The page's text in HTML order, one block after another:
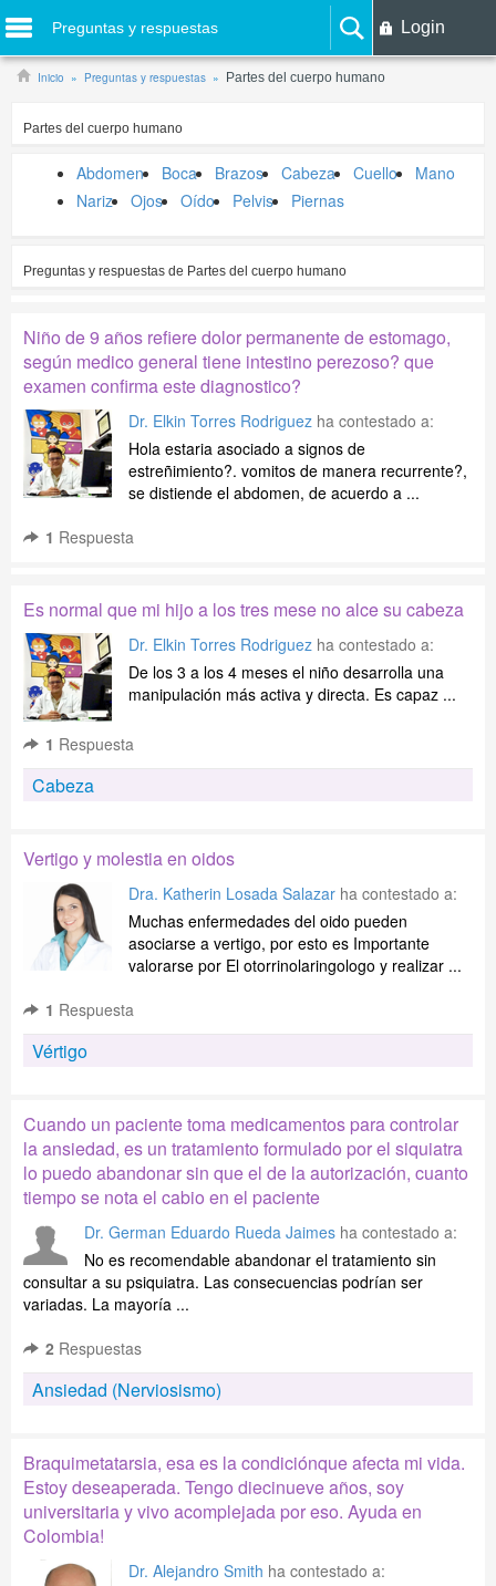
Preguntas y respuestas Login
Inicio Preguntas y respuestas Partes del cuerpo humano
Partes del cuerpo humano
Abdomen Boca Brazos Cabeza Cuello
Mano
Nariz
Ojos Oído Pelvis Piernas
Preguntas y respuestas de Partes del cuerpo humano
Niño de 9 años refiere dolor permanente de estomago,
según medico general tiene intestino perezoso? que
examen confirma este diagnostico?
Dr. Elkin Torres Rodriguez ha contestado a:
Hola estaria asociado a signos de
estreñimiento?. vomitos de manera recurrente?,
se distiende el abdomen, de acuerdo a ...
1 Respuesta
Es normal que mi hijo a los tres mese no alce su cabeza
Dr. Elkin Torres Rodriguez ha contestado a:
De los 3 a los 4 meses el niño desarrolla una
manipulación más activa y directa. Es capaz ...
1 Respuesta
Cabeza
Vertigo y molestia en oidos
Dra. Katherin Losada Salazar ha contestado a:
Muchas enfermedades del oido pueden
asociarse a vertigo, por esto es Importante
valorarse por El otorrinolaringologo y realizar ...
1 Respuesta
Vértigo
Cuando un paciente toma medicamentos para controlar
la ansiedad, es un tratamiento formulado por el siquiatra
lo puedo abandonar sin que el de la autorización, cuanto
tiempo se nota el cabio en el paciente
Dr. German Eduardo Rueda Jaimes ha contestado a:
No es recomendable abandonar el tratamiento sin
consultar a su psiquiatra. Las consecuencias podrían ser
variadas. La mayoría ...
2 Respuestas
Ansiedad (Nerviosismo)
Braquimetatarsia, esa es la condiciónque afecta mi vida.
Estoy deseaperada. Tengo diecinueve años, soy
universitaria y vivo acomplejada por eso. Ayuda en
Colombia!
Dr. Alejandro Smith ha contestado a: